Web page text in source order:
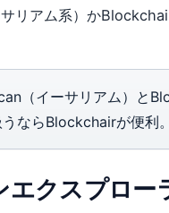
リアム系）か
（イーサリアム）と
ならBlockchairが便利
クスプロー